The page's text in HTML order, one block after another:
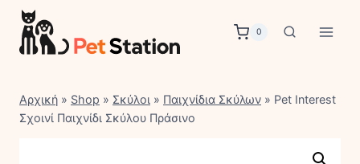
Skip
content
0
Αρχική » Shop » Σκύλοι » Παιχνίδια Σκύλων » Pet Interest
Σχοινί Παιχνίδι Σκύλου Πράσινο